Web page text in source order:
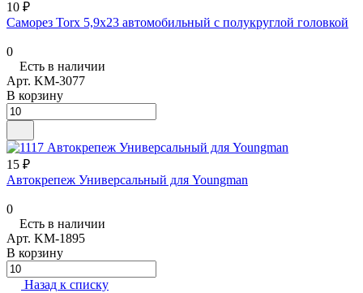
10 ₽
Саморез Torx 5,9x23 автомобильный с полукруглой головкой
0
Есть в наличии
Арт. KM-3077
В корзину
15 ₽
Автокрепеж Универсальный для Youngman
0
Есть в наличии
Арт. KM-1895
В корзину
Назад к списку